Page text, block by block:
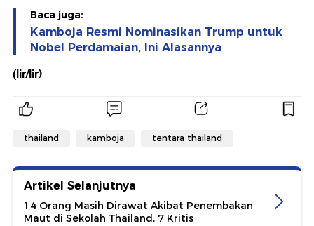
Baca juga:
Kamboja Resmi Nominasikan Trump untuk
Nobel Perdamaian, Ini Alasannya
(lir/lir)
thailand kamboja tentara thailand
Artikel Selanjutnya
14 Orang Masih Dirawat Akibat Penembakan
Maut di Sekolah Thailand, 7 Kritis